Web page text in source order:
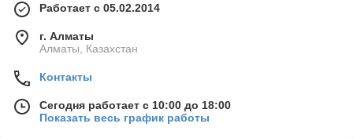
Работает с 05.02.2014
г. Алматы
Алматы, Казахстан
Контакты
Сегодня работает с 10:00 до 18:00
Показать весь график работы